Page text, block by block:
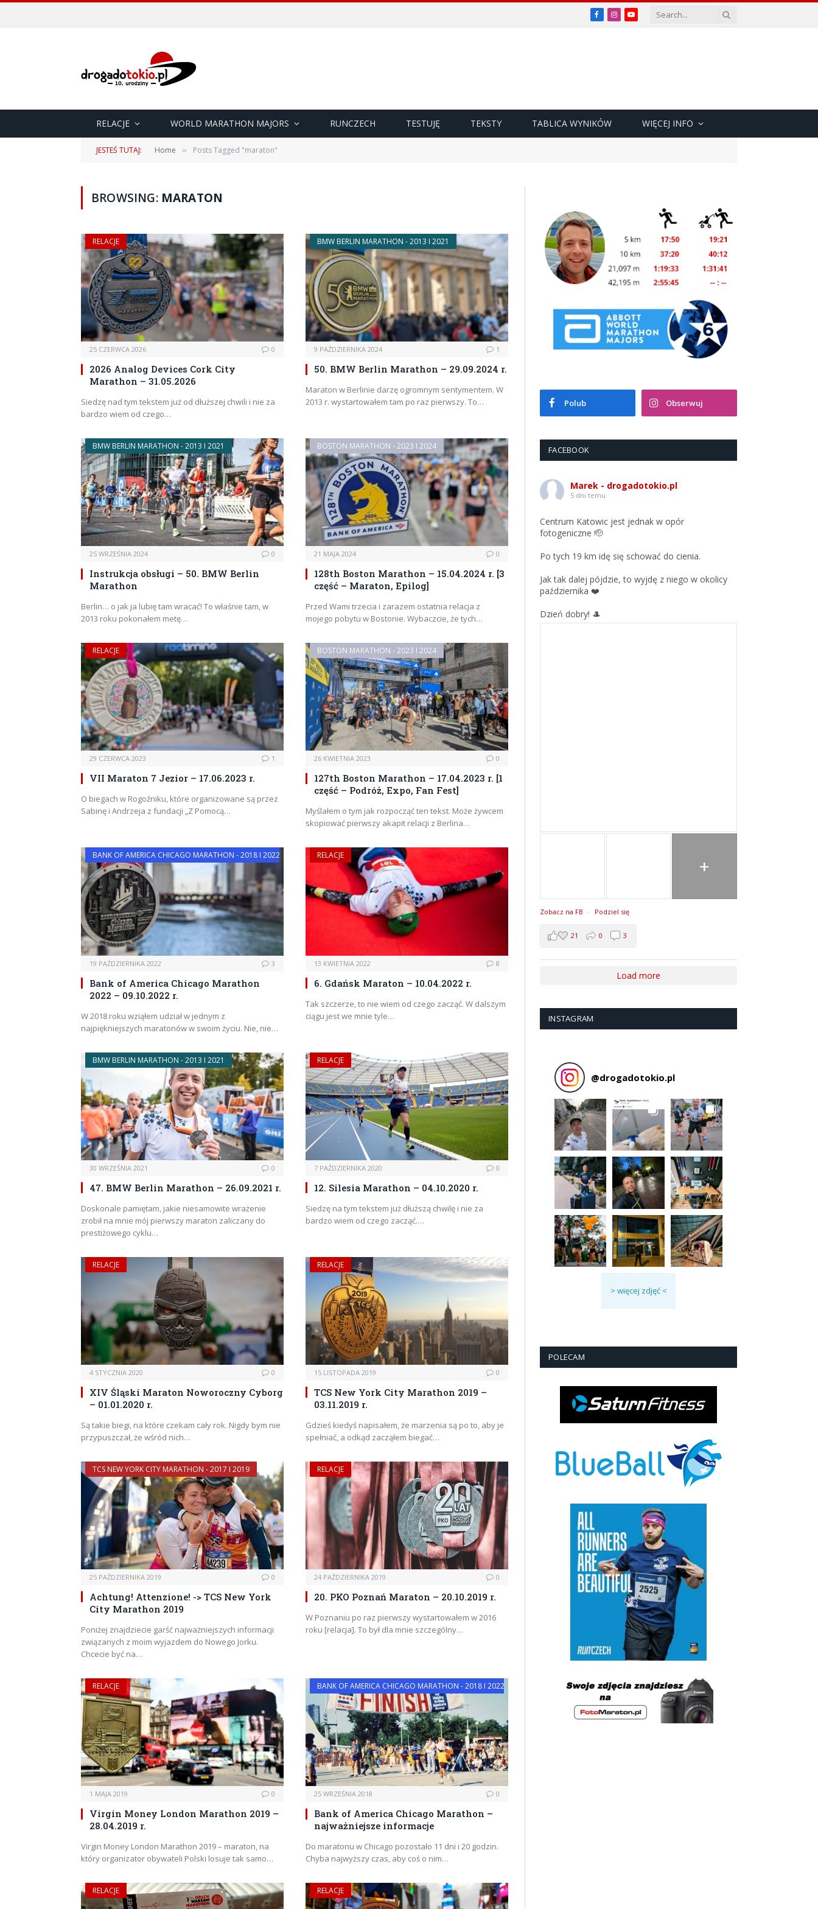
Facebook
InstagramYouTube
RELACJE WORLD MARATHON MAJORS RUNCZECH TESTUJĘ TEKSTY TABLICA WYNIKÓW WIĘCEJ INFO
JESTEŚ TUTAJ: Home » Posts Tagged "maraton"
BROWSING: MARATON
RELACJE
25 CZERWCA 2026 0
2026 Analog Devices Cork City
Marathon – 31.05.2026
Siedzę nad tym tekstem już od dłuższej chwili i nie za
bardzo wiem od czego…
BMW BERLIN MARATHON - 2013 I 2021
9 PAŹDZIERNIKA 2024 1
50. BMW Berlin Marathon – 29.09.2024 r.
Maraton w Berlinie darzę ogromnym sentymentem. W
2013 r. wystartowałem tam po raz pierwszy. To…
BMW BERLIN MARATHON - 2013 I 2021
25 WRZEŚNIA 2024 0
Instrukcja obsługi – 50. BMW Berlin
Marathon
Berlin… o jak ja lubię tam wracać! To właśnie tam, w
2013 roku pokonałem metę…
BOSTON MARATHON - 2023 I 2024
21 MAJA 2024 0
128th Boston Marathon – 15.04.2024 r. [3
część – Maraton, Epilog]
Przed Wami trzecia i zarazem ostatnia relacja z
mojego pobytu w Bostonie. Wybaczcie, że tych…
RELACJE
29 CZERWCA 2023 1
VII Maraton 7 Jezior – 17.06.2023 r.
O biegach w Rogoźniku, które organizowane są przez
Sabinę i Andrzeja z fundacji „Z Pomocą…
BOSTON MARATHON - 2023 I 2024
26 KWIETNIA 2023 0
127th Boston Marathon – 17.04.2023 r. [1
część – Podróż, Expo, Fan Fest]
Myślałem o tym jak rozpocząć ten tekst. Może żywcem
skopiować pierwszy akapit relacji z Berlina…
BANK OF AMERICA CHICAGO MARATHON - 2018 I 2022
19 PAŹDZIERNIKA 2022 3
Bank of America Chicago Marathon
2022 – 09.10.2022 r.
W 2018 roku wziąłem udział w jednym z
najpiękniejszych maratonów w swoim życiu. Nie, nie…
RELACJE
13 KWIETNIA 2022 8
6. Gdańsk Maraton – 10.04.2022 r.
Tak szczerze, to nie wiem od czego zacząć. W dalszym
ciągu jest we mnie tyle…
BMW BERLIN MARATHON - 2013 I 2021
30 WRZEŚNIA 2021 0
47. BMW Berlin Marathon – 26.09.2021 r.
Doskonale pamiętam, jakie niesamowite wrażenie
zrobił na mnie mój pierwszy maraton zaliczany do
prestiżowego cyklu…
RELACJE
7 PAŹDZIERNIKA 2020 0
12. Silesia Marathon – 04.10.2020 r.
Siedzę na tym tekstem już dłuższą chwilę i nie za
bardzo wiem od czego zacząć.…
RELACJE
4 STYCZNIA 2020 0
XIV Śląski Maraton Noworoczny Cyborg
– 01.01.2020 r.
Są takie biegi, na które czekam cały rok. Nigdy bym nie
przypuszczał, że wśród nich…
RELACJE
15 LISTOPADA 2019 0
TCS New York City Marathon 2019 –
03.11.2019 r.
Gdzieś kiedyś napisałem, że marzenia są po to, aby je
spełniać, a odkąd zacząłem biegać…
TCS NEW YORK CITY MARATHON - 2017 I 2019
25 PAŹDZIERNIKA 2019 0
Achtung! Attenzione! -> TCS New York
City Marathon 2019
Poniżej znajdziecie garść najważniejszych informacji
związanych z moim wyjazdem do Nowego Jorku.
Chcecie być na…
RELACJE
24 PAŹDZIERNIKA 2019 0
20. PKO Poznań Maraton – 20.10.2019 r.
W Poznaniu po raz pierwszy wystartowałem w 2016
roku [relacja]. To był dla mnie szczególny…
RELACJE
1 MAJA 2019 0
Virgin Money London Marathon 2019 –
28.04.2019 r.
Virgin Money London Marathon 2019 – maraton, na
który organizator obywateli Polski losuje tak samo…
BANK OF AMERICA CHICAGO MARATHON - 2018 I 2022
25 WRZEŚNIA 2018 0
Bank of America Chicago Marathon –
najważniejsze informacje
Do maratonu w Chicago pozostało 11 dni i 20 godzin.
Chyba najwyższy czas, aby coś o nim…
RELACJE RELACJE
Polub Obserwuj
FACEBOOK
Marek - drogadotokio.pl
5 dni temu
Centrum Katowic jest jednak w opór
fotogeniczne 🫡
Po tych 19 km idę się schować do cienia.
Jak tak dalej pójdzie, to wyjdę z niego w okolicy
października ❤️
Dzień dobry! 🎩
+
Zobacz na FB · Podziel się
21 0 3
Load more
INSTAGRAM
@drogadotokio.pl
> więcej zdjęć <
POLECAM